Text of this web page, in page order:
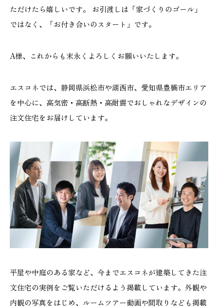
ただけたら嬉しいです。 お引渡しは「家づくりのゴール」
ではなく、「お付き合いのスタート」です。
A様、これからも末永くよろしくお願いいたします。
エスコネでは、静岡県浜松市や湖西市、愛知県豊橋市エリア
を中心に、高気密・高断熱・高耐震でおしゃれなデザインの
注文住宅をお届けしています。
平屋や中庭のある家など、今までエスコネが建築してきた注
文住宅の実例をご覧いただけるよう掲載しています。外観や
内観の写真をはじめ、ルームツアー動画や間取りなども掲載